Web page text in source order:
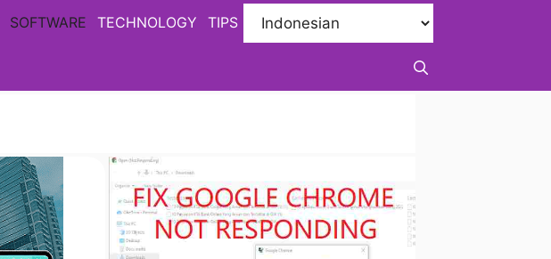
SOFTWARE TECHNOLOGY TIPS